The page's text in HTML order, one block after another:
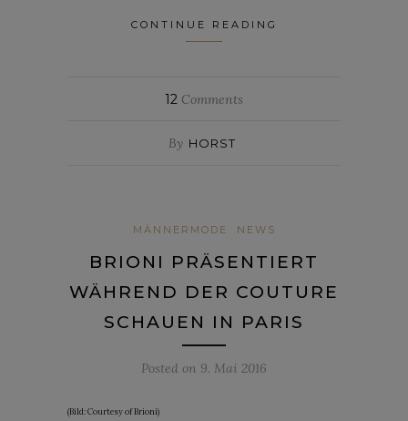
CONTINUE READING
12 Comments
By HORST
MÄNNERMODE NEWS
BRIONI PRÄSENTIERT
WÄHREND DER COUTURE
SCHAUEN IN PARIS
Posted on 9. Mai 2016
(Bild: Courtesy of Brioni)